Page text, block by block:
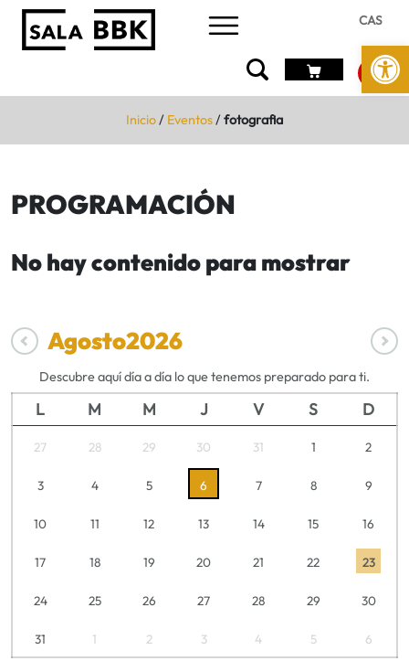
Abrir
CAS
Inicio/ Eventos/fotografia
PROGRAMACIÓN
No hay contenido para mostrar
Agosto2026
Descubre aquí día a día lo que tenemos preparado para ti.
L M M J V S D
27 28 29 30 31 1 2
3 4 5 6 7 8 9
10 11 12 13 14 15 16
17 18 19 20 21 22 23
24 25 26 27 28 29 30
31 1 2 3 4 5 6